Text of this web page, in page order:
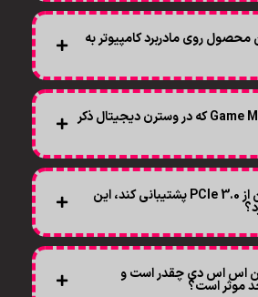
محصول روی مادربرد کامپیوتر به
۴.قابلیت Game Mode 2.0 که در وسترن دیجیتال ذکر
۵. آیا اگر مادربرد من از PCIe 3.0 پشتیبانی کند، این
اس اس دی چقدر است و
موثر است؟